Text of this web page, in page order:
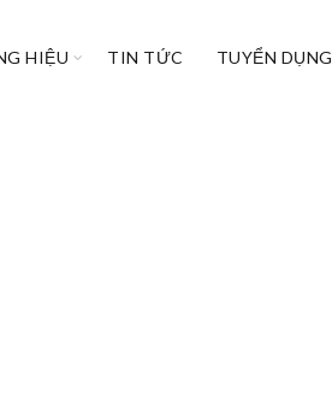
HIỆU TIN TỨC TUYỂN DỤNG